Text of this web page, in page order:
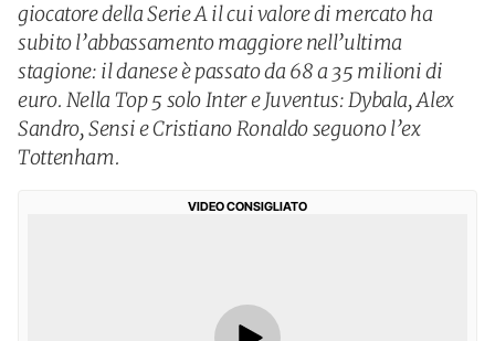
giocatore della Serie A il cui valore di mercato ha
subito l’abbassamento maggiore nell’ultima
stagione: il danese è passato da 68 a 35 milioni di
euro. Nella Top 5 solo Inter e Juventus: Dybala, Alex
Sandro, Sensi e Cristiano Ronaldo seguono l’ex
Tottenham.
VIDEO CONSIGLIATO